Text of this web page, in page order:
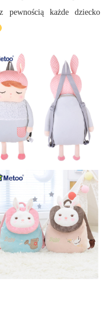
każde dziecko